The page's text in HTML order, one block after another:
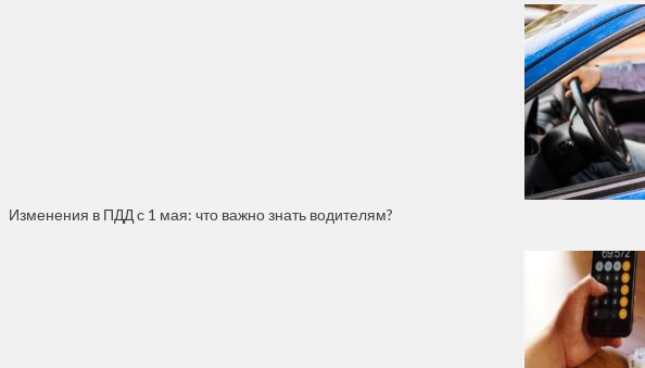
Изменения в ПДД с 1 мая: что важно знать водителям?